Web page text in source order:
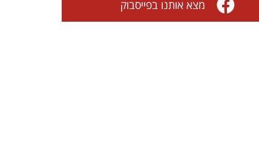
מצא אותנו בפייסבוק